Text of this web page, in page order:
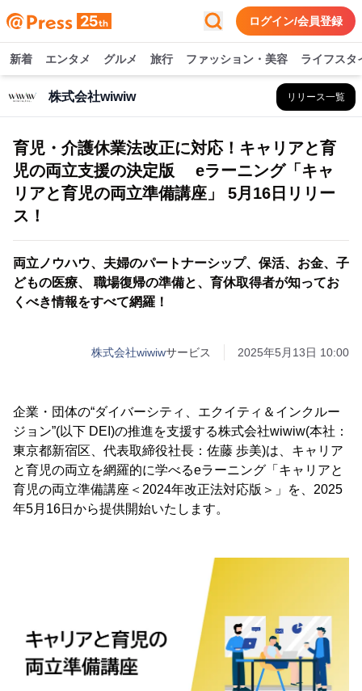
ログイン/会員登録
新着 エンタメ グルメ 旅行 ファッション・美容 ライフスタ
株式会社wiwiw リリース一覧
育児・介護休業法改正に対応！キャリアと育
児の両立支援の決定版 eラーニング「キャ
リアと育児の両立準備講座」 5月16日リリー
ス！
両立ノウハウ、夫婦のパートナーシップ、保活、お金、子
どもの医療、 職場復帰の準備と、育休取得者が知ってお
くべき情報をすべて網羅！
株式会社wiwiwサービス 2025年5月13日 10:00
企業・団体の“ダイバーシティ、エクイティ＆インクルー
ジョン”(以下 DEI)の推進を支援する株式会社wiwiw(本社：
東京都新宿区、代表取締役社長：佐藤 歩美)は、キャリア
と育児の両立を網羅的に学べるeラーニング「キャリアと
育児の両立準備講座＜2024年改正法対応版＞」を、2025
年5月16日から提供開始いたします。